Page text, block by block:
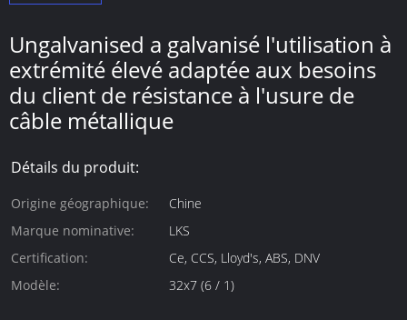
Ungalvanised a galvanisé l'utilisation à
extrémité élevé adaptée aux besoins
du client de résistance à l'usure de
câble métallique
Détails du produit:
Origine géographique:
Chine
Marque nominative:
LKS
Certification:
Ce, CCS, Lloyd's, ABS, DNV
Modèle:
32x7 (6 / 1)